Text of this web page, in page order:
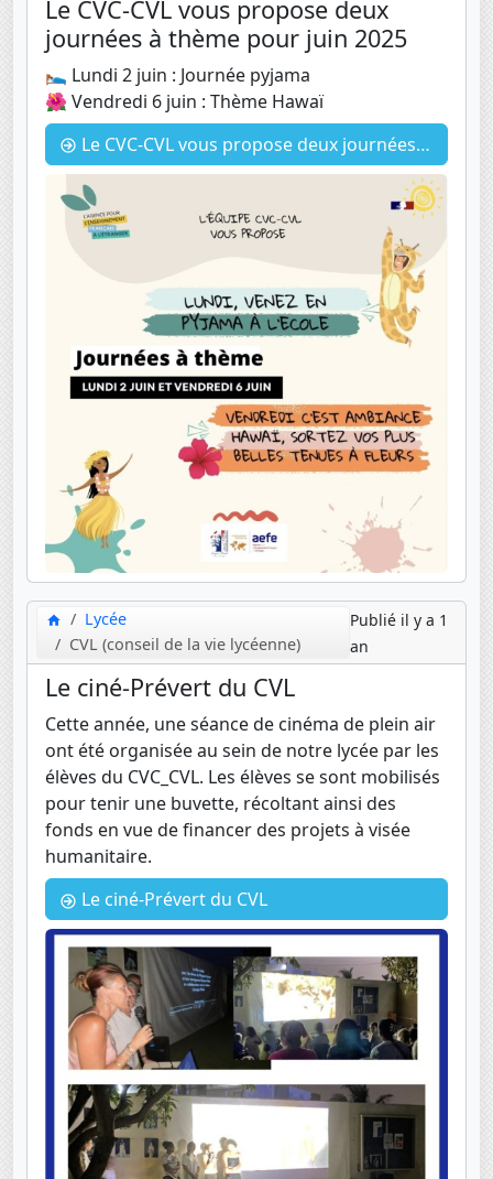
Le CVC-CVL vous propose deux
journées à thème pour juin 2025
🛌 Lundi 2 juin : Journée pyjama
🌺 Vendredi 6 juin : Thème Hawaï
Le CVC-CVL vous propose deux journées à thème pour juin 2025
Lycée
CVL (conseil de la vie lycéenne)
Publié il y a 1
an
Le ciné-Prévert du CVL
Cette année, une séance de cinéma de plein air
ont été organisée au sein de notre lycée par les
élèves du CVC_CVL. Les élèves se sont mobilisés
pour tenir une buvette, récoltant ainsi des
fonds en vue de financer des projets à visée
humanitaire.
Le ciné-Prévert du CVL